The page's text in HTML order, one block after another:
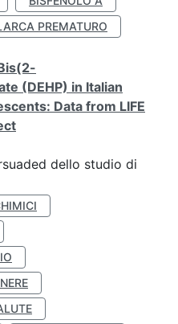
PREMATURO
(DEHP) in Italian
Data from LIFE
dello studio di